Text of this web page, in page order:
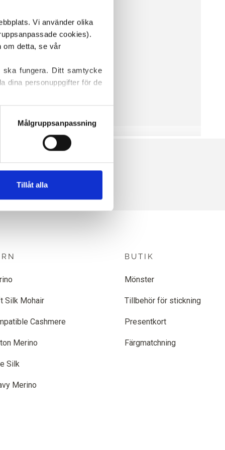
Vi använder olika
cookies).
fungera. Ditt samtycke
dina personuppgifter för de
hittar information om hur du
Målgruppsanpassning
Tillåt alla
Silk Mohair
Cashmere
Merino
Silk
Merino
BUTIK
Mönster
Tillbehör för stickning
Presentkort
Färgmatchning